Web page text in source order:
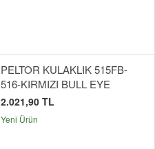
PELTOR KULAKLIK 515FB-
516-KIRMIZI BULL EYE
2.021,90 TL
Yeni Ürün